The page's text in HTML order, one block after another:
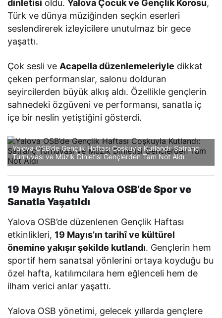
dinletisi oldu. Yalova Çocuk ve Gençlik Korosu,
Türk ve dünya müziğinden seçkin eserleri
seslendirerek izleyicilere unutulmaz bir gece
yaşattı.
Çok sesli veAcapella düzenlemeleriyle dikkat
çeken performanslar, salonu dolduran
seyircilerden büyük alkış aldı. Özellikle gençlerin
sahnedeki özgüveni ve performansı, sanatla iç
içe bir neslin yetiştiğini gösterdi.
Yalova OSB’de Gençlik Haftası Coşkuyla Kutlandı: Satranç
Turnuvası ve Müzik Dinletisi Gençlerden Tam Not Aldı
19 Mayıs Ruhu Yalova OSB’de Spor ve
Sanatla Yaşatıldı
Yalova OSB’de düzenlenen Gençlik Haftası
etkinlikleri, 19 Mayıs’ın tarihî ve kültürel
önemine yakışır şekilde kutlandı. Gençlerin hem
sportif hem sanatsal yönlerini ortaya koyduğu bu
özel hafta, katılımcılara hem eğlenceli hem de
ilham verici anlar yaşattı.
Yalova OSB yönetimi, gelecek yıllarda gençlere